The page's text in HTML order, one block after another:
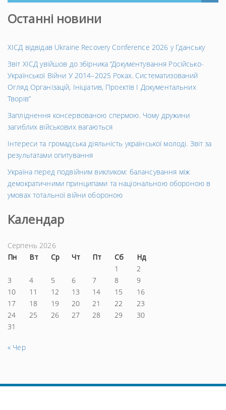
Останні новини
ХІСД відвідав Ukraine Recovery Conference 2026 у Гданську
Звіт ХІСД увійшов до збірника “Документування Російсько-
Української Війни У 2014–2025 Роках. Систематизований
Огляд Організацій, Ініціатив, Проєктів І Документальних
Творів”
Запліднення консервованою спермою. Чому дружини
загиблих військових вагаються
Інтереси та громадська діяльність української молоді. Звіт за
результатами опитування
Україна перед подвійним викликом: балансування між
демократичними принципами та національною обороною в
умовах тотальної війни обороною
Календар
Серпень 2026
Пн
Вт Ср Чт Пт Сб
Нд
1
2
3
4 5 6 7 8
9
10
11 12 13 14 15
16
17
18 19 20 21 22
23
24
25 26 27 28 29
30
31
« Чер